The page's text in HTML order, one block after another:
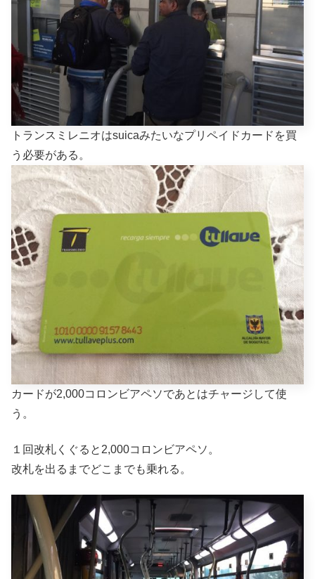
トランスミレニオはsuicaみたいなプリペイドカードを買
う必要がある。
カードが2,000コロンビアペソであとはチャージして使
う。
１回改札くぐると2,000コロンビアペソ。
改札を出るまでどこまでも乗れる。